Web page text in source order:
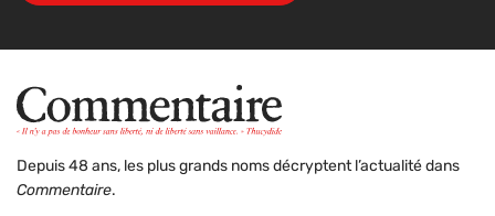
Depuis 48 ans, les plus grands noms décryptent l’actualité dans
Commentaire.